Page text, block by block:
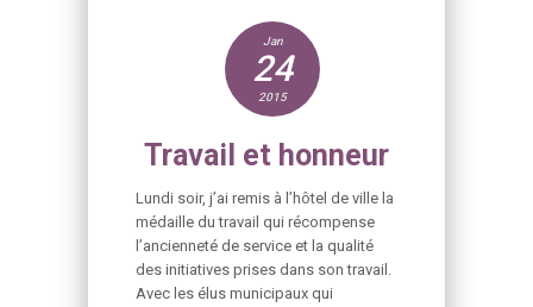
Jan
24
2015
Travail et honneur
Lundi soir, j’ai remis à l’hôtel de ville la
médaille du travail qui récompense
l’ancienneté de service et la qualité
des initiatives prises dans son travail.
Avec les élus municipaux qui